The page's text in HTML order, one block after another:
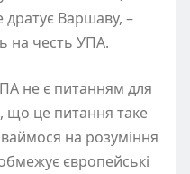
Варшаву, –
на честь УПА.
не є питанням для
що це питання таке
на розуміння
європейські